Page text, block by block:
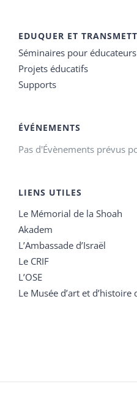
EDUQUER ET
Séminaires pour
Projets éducatifs
Supports
ÉVÉNEMENTS
Pas d'Évènements prévus
LIENS UTILES
Le Mémorial de la Shoah
Akadem
L’Ambassade d’Israël
Le CRIF
L’OSE
Le Musée d’art et d’histoire